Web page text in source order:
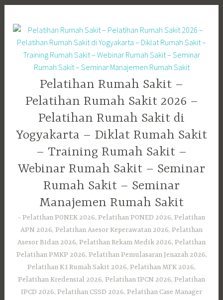
Skip
content
Pelatihan Rumah Sakit –
Pelatihan Rumah Sakit 2026 –
Pelatihan Rumah Sakit di
Yogyakarta – Diklat Rumah Sakit
– Training Rumah Sakit –
Webinar Rumah Sakit – Seminar
Rumah Sakit – Seminar
Manajemen Rumah Sakit
Pelatihan PONEK 2026, Pelatihan PONED 2026, Pelatihan
APN 2026, Pelatihan Asesor Keperawatan 2026, Pelatihan
Asesor Bidan 2026, Pelatihan Rekam Medik 2026, Pelatihan
Pelatihan PMKP 2026, Pelatihan Pemulasaran Jenazah 2026,
Pelatihan K3 Rumah Sakit 2026, Pelatihan MFK 2026,
Pelatihan Kredensial 2026, Pelatihan IPCN 2026, Pelatihan
IPCD 2026, Pelatihan CSSD 2026, Pelatihan Case Manager